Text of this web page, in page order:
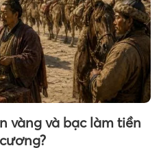
vàng và bạc làm tiền